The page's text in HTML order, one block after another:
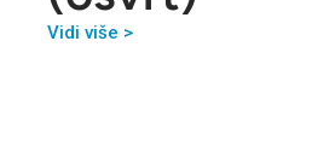
Vidi više >